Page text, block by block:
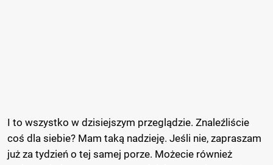
I to wszystko w dzisiejszym przeglądzie. Znaleźliście
coś dla siebie? Mam taką nadzieję. Jeśli nie, zapraszam
już za tydzień o tej samej porze. Możecie również